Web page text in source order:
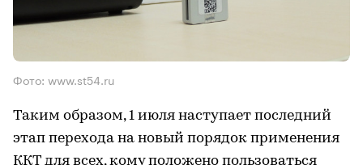
Фото: www.st54.ru
Таким образом, 1 июля наступает последний
этап перехода на новый порядок применения
ККТ для всех, кому положено пользоваться